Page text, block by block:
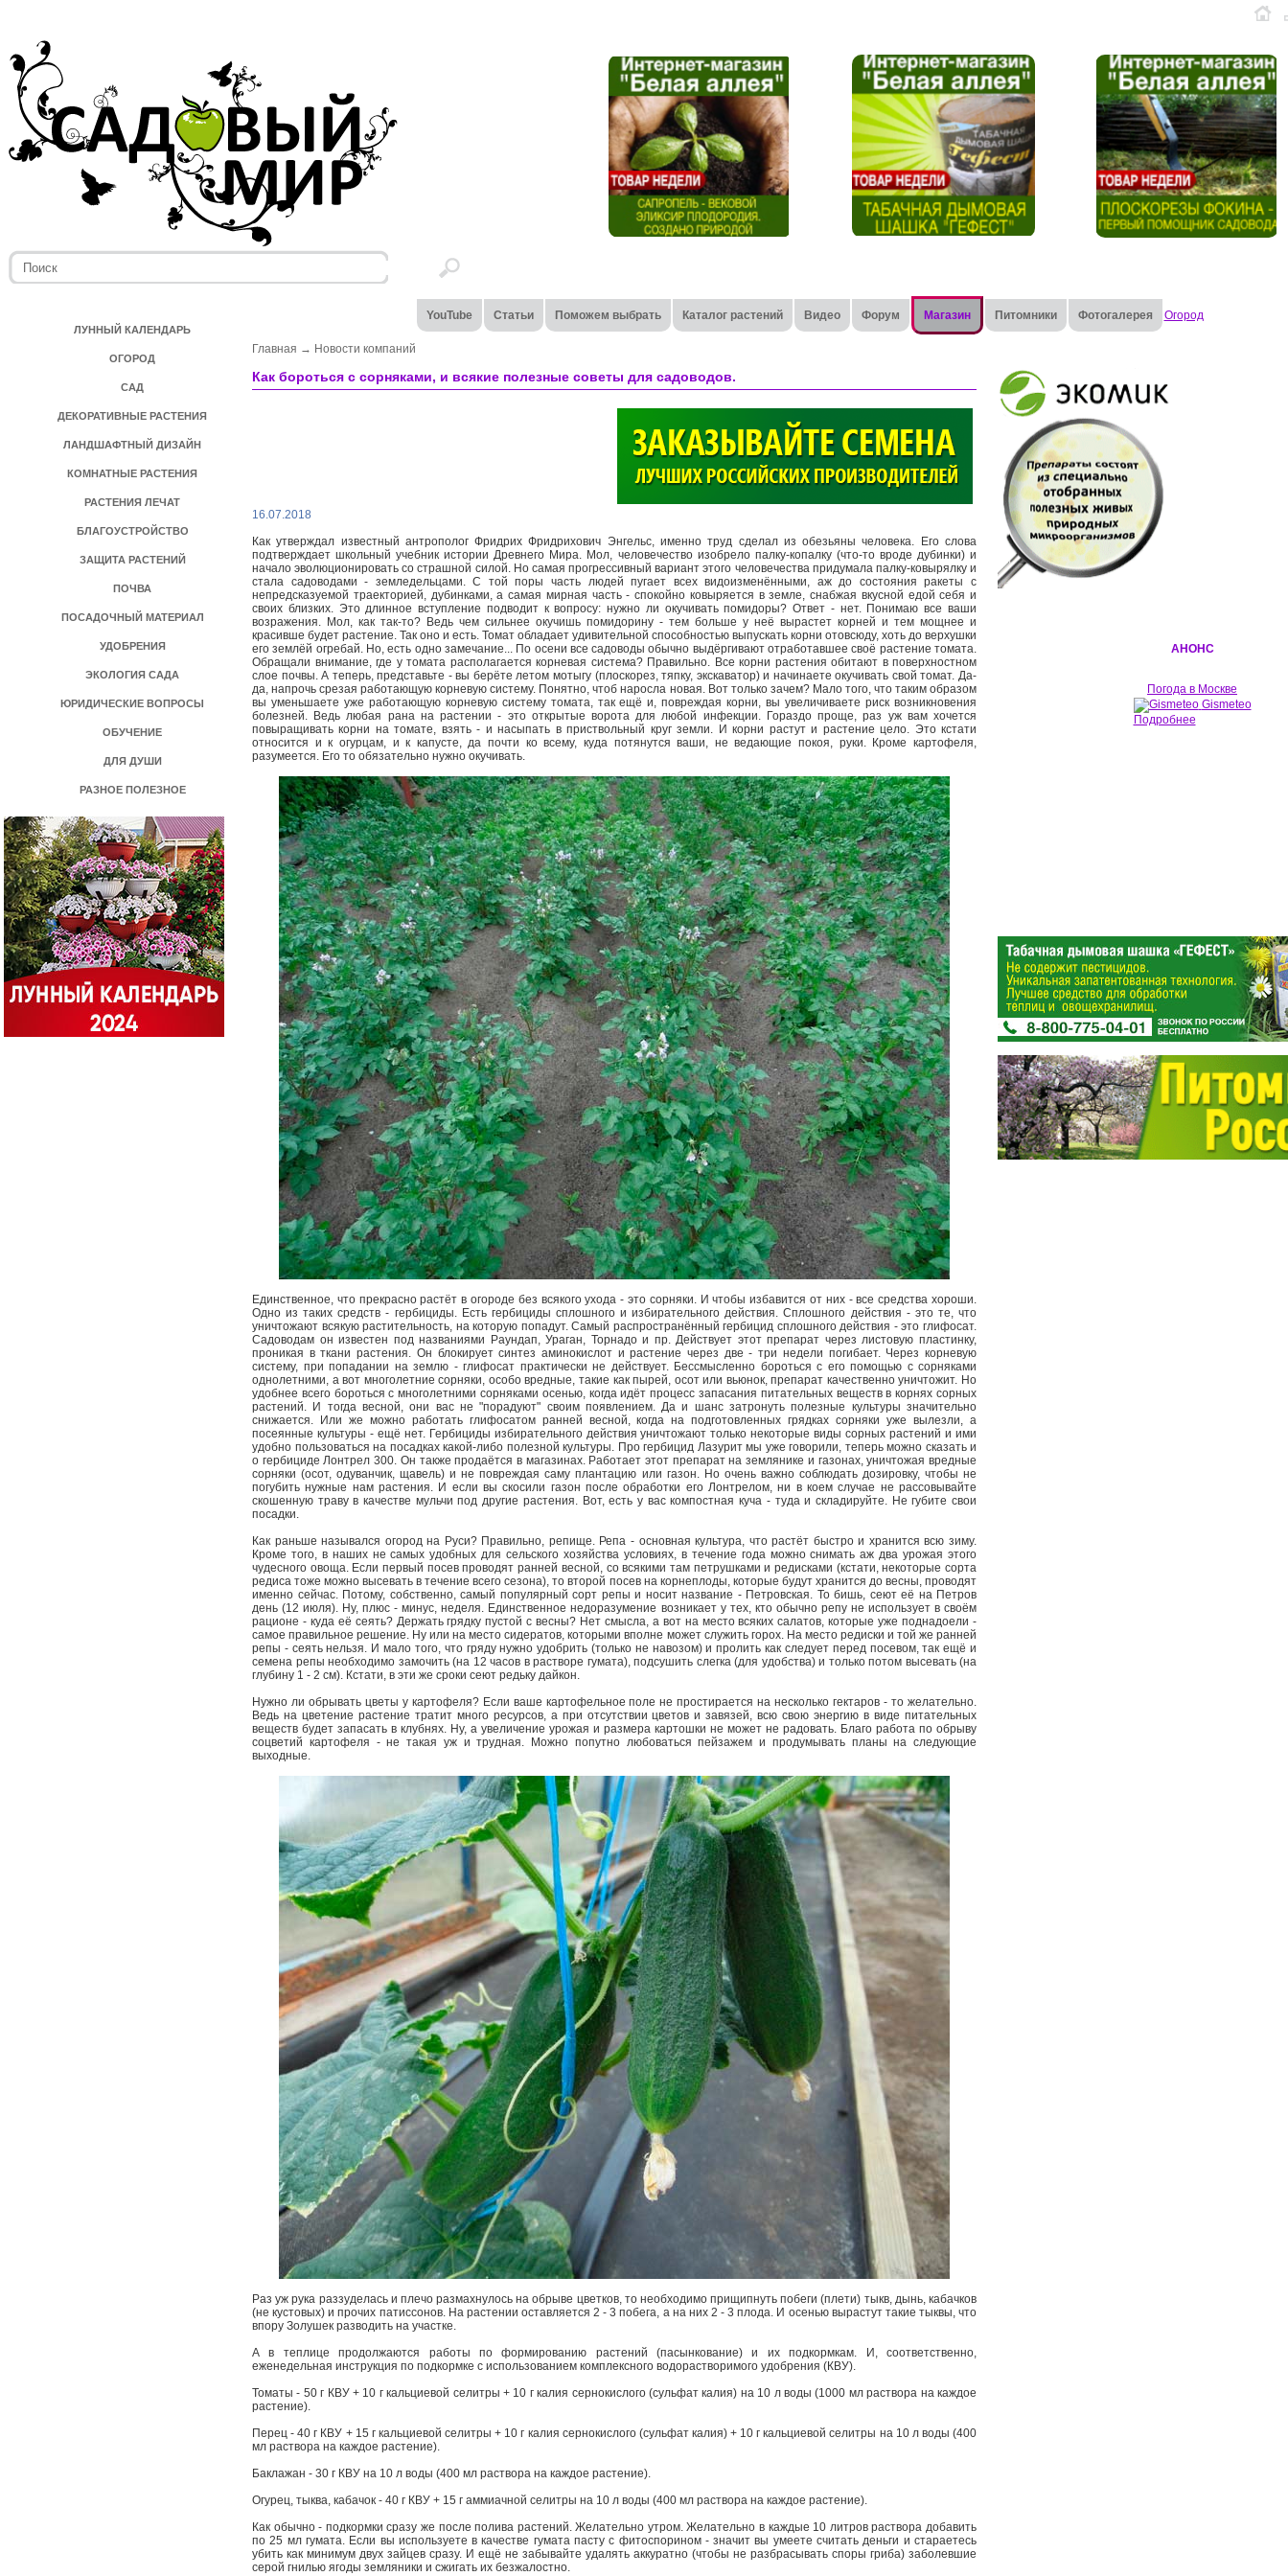
ЛУННЫЙ КАЛЕНДАРЬ
ОГОРОД
САД
ДЕКОРАТИВНЫЕ РАСТЕНИЯ
ЛАНДШАФТНЫЙ ДИЗАЙН
КОМНАТНЫЕ РАСТЕНИЯ
РАСТЕНИЯ ЛЕЧАТ
БЛАГОУСТРОЙСТВО
ЗАЩИТА РАСТЕНИЙ
ПОЧВА
ПОСАДОЧНЫЙ МАТЕРИАЛ
УДОБРЕНИЯ
ЭКОЛОГИЯ САДА
ЮРИДИЧЕСКИЕ ВОПРОСЫ
ОБУЧЕНИЕ
ДЛЯ ДУШИ
РАЗНОЕ ПОЛЕЗНОЕ
YouTube Статьи Поможем выбрать Каталог растений Видео Форум Магазин Питомники Фотогалерея Огород
Главная → Новости компаний
Как бороться с сорняками, и всякие полезные советы для садоводов.
16.07.2018
Как утверждал известный антрополог Фридрих Фридрихович Энгельс, именно труд сделал из обезьяны человека. Его слова
подтверждает школьный учебник истории Древнего Мира. Мол, человечество изобрело палку-копалку (что-то вроде дубинки) и
начало эволюционировать со страшной силой. Но самая прогрессивный вариант этого человечества придумала палку-ковырялку и
стала садоводами - земледельцами. С той поры часть людей пугает всех видоизменёнными, аж до состояния ракеты с
непредсказуемой траекторией, дубинками, а самая мирная часть - спокойно ковыряется в земле, снабжая вкусной едой себя и
своих близких. Это длинное вступление подводит к вопросу: нужно ли окучивать помидоры? Ответ - нет. Понимаю все ваши
возражения. Мол, как так-то? Ведь чем сильнее окучишь помидорину - тем больше у неё вырастет корней и тем мощнее и
красивше будет растение. Так оно и есть. Томат обладает удивительной способностью выпускать корни отовсюду, хоть до верхушки
его землёй огребай. Но, есть одно замечание... По осени все садоводы обычно выдёргивают отработавшее своё растение томата.
Обращали внимание, где у томата располагается корневая система? Правильно. Все корни растения обитают в поверхностном
слое почвы. А теперь, представьте - вы берёте летом мотыгу (плоскорез, тяпку, экскаватор) и начинаете окучивать свой томат. Да-
да, напрочь срезая работающую корневую систему. Понятно, чтоб наросла новая. Вот только зачем? Мало того, что таким образом
вы уменьшаете уже работающую корневую систему томата, так ещё и, повреждая корни, вы увеличиваете риск возникновения
болезней. Ведь любая рана на растении - это открытые ворота для любой инфекции. Гораздо проще, раз уж вам хочется
повыращивать корни на томате, взять - и насыпать в приствольный круг земли. И корни растут и растение цело. Это кстати
относится и к огурцам, и к капусте, да почти ко всему, куда потянутся ваши, не ведающие покоя, руки. Кроме картофеля,
разумеется. Его то обязательно нужно окучивать.
Единственное, что прекрасно растёт в огороде без всякого ухода - это сорняки. И чтобы избавится от них - все средства хороши.
Одно из таких средств - гербициды. Есть гербициды сплошного и избирательного действия. Сплошного действия - это те, что
уничтожают всякую растительность, на которую попадут. Самый распространённый гербицид сплошного действия - это глифосат.
Садоводам он известен под названиями Раундап, Ураган, Торнадо и пр. Действует этот препарат через листовую пластинку,
проникая в ткани растения. Он блокирует синтез аминокислот и растение через две - три недели погибает. Через корневую
систему, при попадании на землю - глифосат практически не действует. Бессмысленно бороться с его помощью с сорняками
однолетними, а вот многолетние сорняки, особо вредные, такие как пырей, осот или вьюнок, препарат качественно уничтожит. Но
удобнее всего бороться с многолетними сорняками осенью, когда идёт процесс запасания питательных веществ в корнях сорных
растений. И тогда весной, они вас не "порадуют" своим появлением. Да и шанс затронуть полезные культуры значительно
снижается. Или же можно работать глифосатом ранней весной, когда на подготовленных грядках сорняки уже вылезли, а
посеянные культуры - ещё нет. Гербициды избирательного действия уничтожают только некоторые виды сорных растений и ими
удобно пользоваться на посадках какой-либо полезной культуры. Про гербицид Лазурит мы уже говорили, теперь можно сказать и
о гербициде Лонтрел 300. Он также продаётся в магазинах. Работает этот препарат на землянике и газонах, уничтожая вредные
сорняки (осот, одуванчик, щавель) и не повреждая саму плантацию или газон. Но очень важно соблюдать дозировку, чтобы не
погубить нужные нам растения. И если вы скосили газон после обработки его Лонтрелом, ни в коем случае не рассовывайте
скошенную траву в качестве мульчи под другие растения. Вот, есть у вас компостная куча - туда и складируйте. Не губите свои
посадки.
Как раньше назывался огород на Руси? Правильно, репище. Репа - основная культура, что растёт быстро и хранится всю зиму.
Кроме того, в наших не самых удобных для сельского хозяйства условиях, в течение года можно снимать аж два урожая этого
чудесного овоща. Если первый посев проводят ранней весной, со всякими там петрушками и редисками (кстати, некоторые сорта
редиса тоже можно высевать в течение всего сезона), то второй посев на корнеплоды, которые будут хранится до весны, проводят
именно сейчас. Потому, собственно, самый популярный сорт репы и носит название - Петровская. То бишь, сеют её на Петров
день (12 июля). Ну, плюс - минус, неделя. Единственное недоразумение возникает у тех, кто обычно репу не использует в своём
рационе - куда её сеять? Держать грядку пустой с весны? Нет смысла, а вот на место всяких салатов, которые уже поднадоели -
самое правильное решение. Ну или на место сидератов, которыми вполне может служить горох. На место редиски и той же ранней
репы - сеять нельзя. И мало того, что гряду нужно удобрить (только не навозом) и пролить как следует перед посевом, так ещё и
семена репы необходимо замочить (на 12 часов в растворе гумата), подсушить слегка (для удобства) и только потом высевать (на
глубину 1 - 2 см). Кстати, в эти же сроки сеют редьку дайкон.
Нужно ли обрывать цветы у картофеля? Если ваше картофельное поле не простирается на несколько гектаров - то желательно.
Ведь на цветение растение тратит много ресурсов, а при отсутствии цветов и завязей, всю свою энергию в виде питательных
веществ будет запасать в клубнях. Ну, а увеличение урожая и размера картошки не может не радовать. Благо работа по обрыву
соцветий картофеля - не такая уж и трудная. Можно попутно любоваться пейзажем и продумывать планы на следующие
выходные.
Раз уж рука раззуделась и плечо размахнулось на обрыве цветков, то необходимо прищипнуть побеги (плети) тыкв, дынь, кабачков
(не кустовых) и прочих патиссонов. На растении оставляется 2 - 3 побега, а на них 2 - 3 плода. И осенью вырастут такие тыквы, что
впору Золушек разводить на участке.
А в теплице продолжаются работы по формированию растений (пасынкование) и их подкормкам. И, соответственно,
еженедельная инструкция по подкормке с использованием комплексного водорастворимого удобрения (КВУ).
Томаты - 50 г КВУ + 10 г кальциевой селитры + 10 г калия сернокислого (сульфат калия) на 10 л воды (1000 мл раствора на каждое
растение).
Перец - 40 г КВУ + 15 г кальциевой селитры + 10 г калия сернокислого (сульфат калия) + 10 г кальциевой селитры на 10 л воды (400
мл раствора на каждое растение).
Баклажан - 30 г КВУ на 10 л воды (400 мл раствора на каждое растение).
Огурец, тыква, кабачок - 40 г КВУ + 15 г аммиачной селитры на 10 л воды (400 мл раствора на каждое растение).
Как обычно - подкормки сразу же после полива растений. Желательно утром. Желательно в каждые 10 литров раствора добавить
по 25 мл гумата. Если вы используете в качестве гумата пасту с фитоспорином - значит вы умеете считать деньги и стараетесь
убить как минимум двух зайцев сразу. И ещё не забывайте удалять аккуратно (чтобы не разбрасывать споры гриба) заболевшие
серой гнилью ягоды земляники и сжигать их безжалостно.
АНОНС
Погода в Москве
Gismeteo
Подробнее